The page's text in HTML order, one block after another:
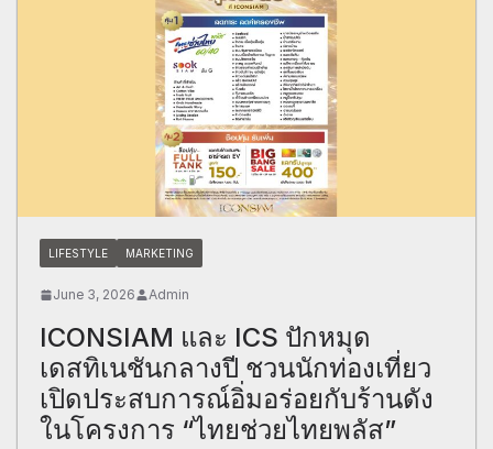
LIFESTYLE MARKETING
June 3, 2026 Admin
ICONSIAM และ ICS ปักหมุด
เดสทิเนชันกลางปี ชวนนักท่องเที่ยว
เปิดประสบการณ์อิ่มอร่อยกับร้านดัง
ในโครงการ “ไทยช่วยไทยพลัส”